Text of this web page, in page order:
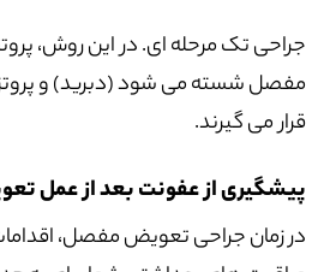
جراحی تک مرحله ای. در این روش،
مفصل شسته می شود (دبرید) و
قرار می گیرند.
پیشگیری از عفونت بعد از عمل
در زمان جراحی تعویض مفصل،